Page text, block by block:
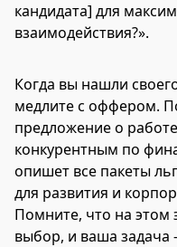
кандидата] для
взаимодействия?».
Когда вы нашли
медлите с оффером.
предложение о
конкурентным по
опишет все пакеты
для развития и
Помните, что на этом
выбор, и ваша задача